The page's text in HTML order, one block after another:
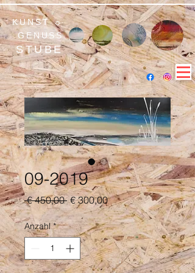
KUNST ☼
GENUSS
STUBE
09-2019
€ 450,00 Standardpreis
€ 300,00Sale-
Preis
Anzahl *